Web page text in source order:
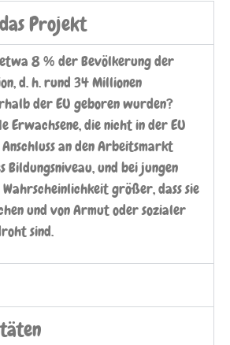
Projekt
etwa 8 % der Bevölkerung der
d. h. rund 34 Millionen
der EU geboren wurden?
Erwachsene, die nicht in der EU
an den Arbeitsmarkt
Bildungsniveau, und bei jungen
größer, dass sie
und von Armut oder sozialer
sind.